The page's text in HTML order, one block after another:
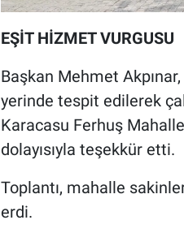
EŞİT HİZMET VURGUSU
Başkan Mehmet
yerinde tespit edilerek
Karacasu Ferhuş
dolayısıyla teşekkür etti.
Toplantı, mahalle
erdi.